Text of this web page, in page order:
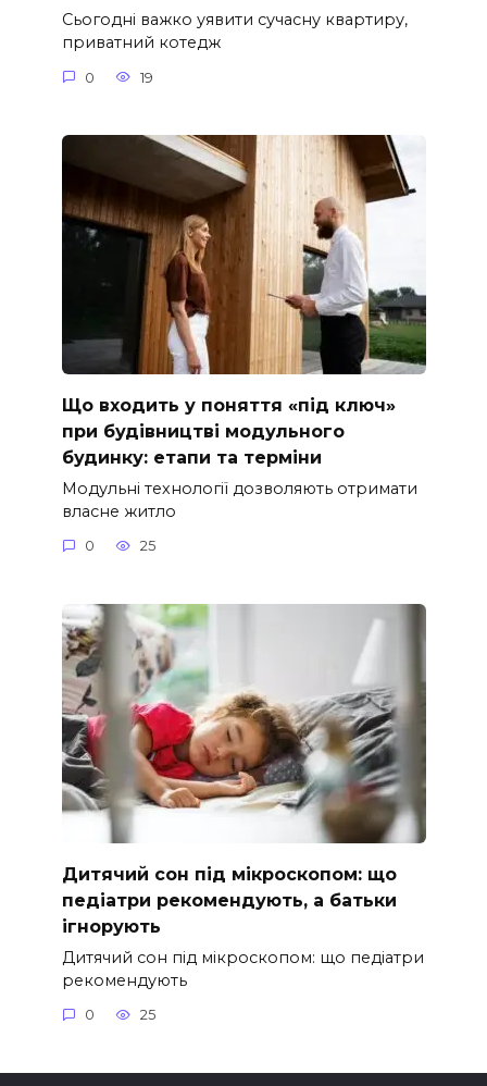
Сьогодні важко уявити сучасну квартиру,
приватний котедж
0 19
Що входить у поняття «під ключ»
при будівництві модульного
будинку: етапи та терміни
Модульні технології дозволяють отримати
власне житло
0 25
Дитячий сон під мікроскопом: що
педіатри рекомендують, а батьки
ігнорують
Дитячий сон під мікроскопом: що педіатри
рекомендують
0 25